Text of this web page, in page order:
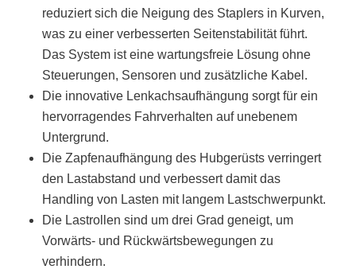
reduziert sich die Neigung des Staplers in Kurven,
was zu einer verbesserten Seitenstabilität führt.
Das System ist eine wartungsfreie Lösung ohne
Steuerungen, Sensoren und zusätzliche Kabel.
Die innovative Lenkachsaufhängung sorgt für ein
hervorragendes Fahrverhalten auf unebenem
Untergrund.
Die Zapfenaufhängung des Hubgerüsts verringert
den Lastabstand und verbessert damit das
Handling von Lasten mit langem Lastschwerpunkt.
Die Lastrollen sind um drei Grad geneigt, um
Vorwärts- und Rückwärtsbewegungen zu
verhindern.